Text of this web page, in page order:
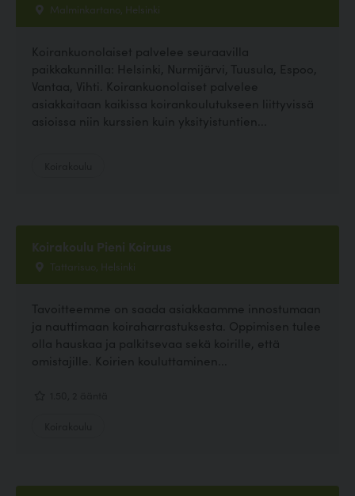
Malminkartano, Helsinki
Koirankuonolaiset palvelee seuraavilla
paikkakunnilla: Helsinki, Nurmijärvi, Tuusula, Espoo,
Vantaa, Vihti. Koirankuonolaiset palvelee
asiakkaitaan kaikissa koirankoulutukseen liittyvissä
asioissa niin kurssien kuin yksityistuntien...
Koirakoulu Pieni Koiruus
Tattarisuo, Helsinki
Tavoitteemme on saada asiakkaamme innostumaan
ja nauttimaan koiraharrastuksesta. Oppimisen tulee
olla hauskaa ja palkitsevaa sekä koirille, että
omistajille. Koirien kouluttaminen...